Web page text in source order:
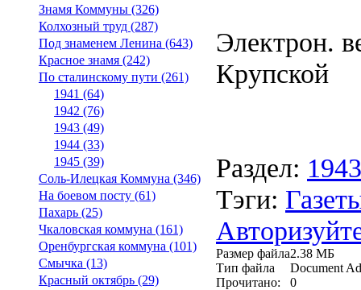
Знамя Коммуны (326)
Колхозный труд (287)
Под знаменем Ленина (643)
Красное знамя (242)
По сталинскому пути (261)
1941 (64)
1942 (76)
1943 (49)
1944 (33)
1945 (39)
Соль-Илецкая Коммуна (346)
На боевом посту (61)
Пахарь (25)
Чкаловская коммуна (161)
Оренбургская коммуна (101)
Смычка (13)
Красный октябрь (29)
Электрон.
Крупской
Раздел: 1943
Тэги:
Размер файла2.38 МБ
Тип файла
Document
Прочитано:
0